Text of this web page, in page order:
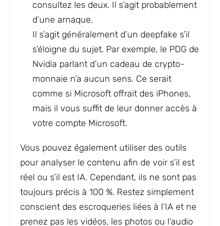
consultez les deux. Il s’agit probablement
d’une arnaque.
Il s’agit généralement d’un deepfake s’il
s’éloigne du sujet. Par exemple, le PDG de
Nvidia parlant d’un cadeau de crypto-
monnaie n’a aucun sens. Ce serait
comme si Microsoft offrait des iPhones,
mais il vous suffit de leur donner accès à
votre compte Microsoft.
Vous pouvez également utiliser des outils
pour analyser le contenu afin de voir s’il est
réel ou s’il est IA. Cependant, ils ne sont pas
toujours précis à 100 %. Restez simplement
conscient des escroqueries liées à l’IA et ne
prenez pas les vidéos, les photos ou l’audio